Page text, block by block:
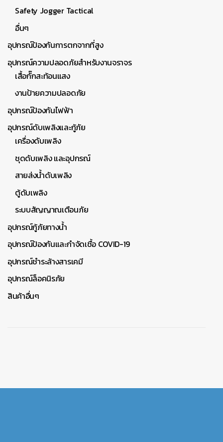
Safety Jogger Tactical
อื่นๆ
อุปกรณ์ป้องกันการตกจากที่สูง
อุปกรณ์ความปลอดภัยสำหรับงานจราจร
เสื้อกั๊กสะท้อนแสง
งานป้ายความปลอดภัย
อุปกรณ์ป้องกันไฟฟ้า
อุปกรณ์ดับเพลิงและกู้ภัย
เครื่องดับเพลิง
ชุดดับเพลิง และอุปกรณ์
สายส่งน้ำดับเพลิง
ตู้ดับเพลิง
ระบบสัญญาณเตือนภัย
อุปกรณ์กู้ภัยทางน้ำ
อุปกรณ์ป้องกันและกำจัดเชื้อ COVID-19
อุปกรณ์ชำระล้างสารเคมี
อุปกรณ์ล็อคนิรภัย
สินค้าอื่นๆ